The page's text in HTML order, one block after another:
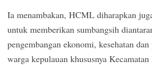
Ia menambakan, HCML diharapkan
untuk memberikan sumbangsih
pengembangan ekonomi, kesehatan
warga kepulauan khususnya Kecamatan